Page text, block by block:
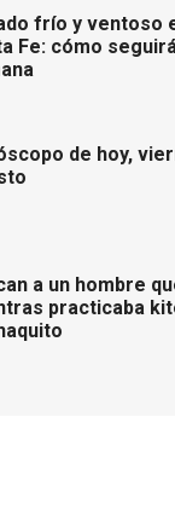
frío y ventoso
Fe: cómo
de hoy,
a un hombre
practicaba